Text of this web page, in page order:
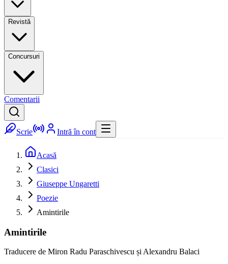
Revistă
Concursuri
Comentarii
Scrie Intră în cont
Acasă
Clasici
Giuseppe Ungaretti
Poezie
Amintirile
Amintirile
Traducere de Miron Radu Paraschivescu și Alexandru Balaci